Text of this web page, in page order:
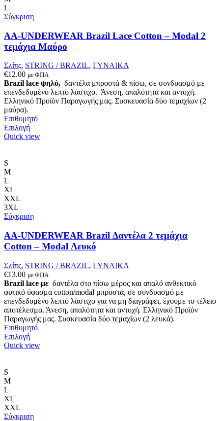
L
Σύγκριση
AA-UNDERWEAR Brazil Lace Cotton – Modal 2
τεμάχια Μαύρο
Σλίπς, STRING / BRAZIL, ΓΥΝΑΙΚΑ
€12.00 με ΦΠΑ
Brazil lace ψηλό, δαντέλα μπροστά & πίσω, σε συνδυασμό με
επενδεδυμένο λεπτό λάστιχο. Άνεση, απαλότητα και αντοχή.
Ελληνικό Προϊόν Παραγωγής μας. Συσκευασία δύο τεμαχίων (2
μαύρα).
Επιθυμητό
ΕπιλογήΑυτό
το
επιλεγούν
σελίδα
του
προϊόντος
Quick view
S
M
L
XL
XXL
3XL
Σύγκριση
AA-UNDERWEAR Brazil Δαντέλα 2 τεμάχια
Cotton – Modal Λευκό
Σλίπς, STRING / BRAZIL, ΓΥΝΑΙΚΑ
€13.00 με ΦΠΑ
Brazil lace με δαντέλα στο πίσω μέρος και απαλό ανθεκτικό
φυτικό ύφασμα cotton/modal μπροστά, σε συνδυασμό με
επενδεδυμένο λεπτό λάστιχο για να μη διαγράφει, έχουμε το τέλειο
αποτέλεσμα. Άνεση, απαλότητα και αντοχή. Ελληνικό Προϊόν
Παραγωγής μας. Συσκευασία δύο τεμαχίων (2 λευκά).
Επιθυμητό
ΕπιλογήΑυτό
το
να
Quick view
S
M
L
XL
XXL
Σύγκριση